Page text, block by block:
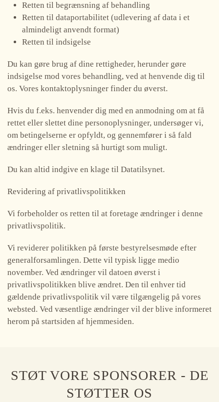
Retten til begrænsning af behandling
Retten til dataportabilitet (udlevering af data i et
almindeligt anvendt format)
Retten til indsigelse
Du kan gøre brug af dine rettigheder, herunder gøre
indsigelse mod vores behandling, ved at henvende dig til
os. Vores kontaktoplysninger finder du øverst.
Hvis du f.eks. henvender dig med en anmodning om at få
rettet eller slettet dine personoplysninger, undersøger vi,
om betingelserne er opfyldt, og gennemfører i så fald
ændringer eller sletning så hurtigt som muligt.
Du kan altid indgive en klage til Datatilsynet.
Revidering af privatlivspolitikken
Vi forbeholder os retten til at foretage ændringer i denne
privatlivspolitik.
Vi reviderer politikken på første bestyrelsesmøde efter
generalforsamlingen. Dette vil typisk ligge medio
november. Ved ændringer vil datoen øverst i
privatlivspolitikken blive ændret. Den til enhver tid
gældende privatlivspolitik vil være tilgængelig på vores
websted. Ved væsentlige ændringer vil der blive informeret
herom på startsiden af hjemmesiden.
STØT VORE SPONSORER - DE
STØTTER OS